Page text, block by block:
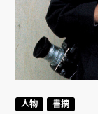
人物 書摘